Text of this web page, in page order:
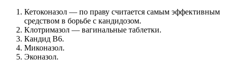
Кетоконазол — по праву считается самым эффективным
средством в борьбе с кандидозом.
Клотримазол — вагинальные таблетки.
Кандид В6.
Миконазол.
Эконазол.